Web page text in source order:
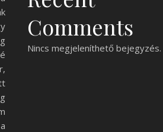
Comments
Nincs megjeleníthető bejegyzés.